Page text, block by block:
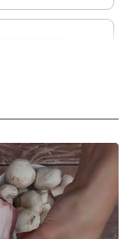
Acheter